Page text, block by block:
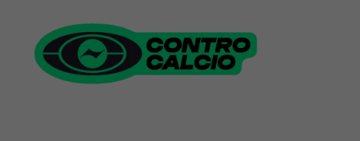
contenuto